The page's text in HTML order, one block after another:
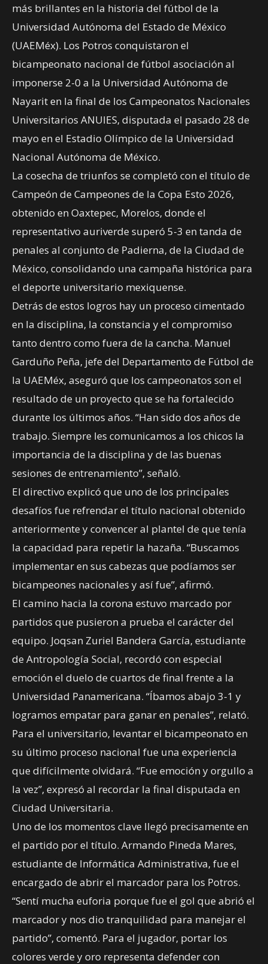
más brillantes en la historia del fútbol de la
Universidad Autónoma del Estado de México
(UAEMéx). Los Potros conquistaron el
bicampeonato nacional de fútbol asociación al
imponerse 2-0 a la Universidad Autónoma de
Nayarit en la final de los Campeonatos Nacionales
Universitarios ANUIES, disputada el pasado 28 de
mayo en el Estadio Olímpico de la Universidad
Nacional Autónoma de México.
La cosecha de triunfos se completó con el título de
Campeón de Campeones de la Copa Esto 2026,
obtenido en Oaxtepec, Morelos, donde el
representativo auriverde superó 5-3 en tanda de
penales al conjunto de Padierna, de la Ciudad de
México, consolidando una campaña histórica para
el deporte universitario mexiquense.
Detrás de estos logros hay un proceso cimentado
en la disciplina, la constancia y el compromiso
tanto dentro como fuera de la cancha. Manuel
Garduño Peña, jefe del Departamento de Fútbol de
la UAEMéx, aseguró que los campeonatos son el
resultado de un proyecto que se ha fortalecido
durante los últimos años. “Han sido dos años de
trabajo. Siempre les comunicamos a los chicos la
importancia de la disciplina y de las buenas
sesiones de entrenamiento”, señaló.
El directivo explicó que uno de los principales
desafíos fue refrendar el título nacional obtenido
anteriormente y convencer al plantel de que tenía
la capacidad para repetir la hazaña. “Buscamos
implementar en sus cabezas que podíamos ser
bicampeones nacionales y así fue”, afirmó.
El camino hacia la corona estuvo marcado por
partidos que pusieron a prueba el carácter del
equipo. Joqsan Zuriel Bandera García, estudiante
de Antropología Social, recordó con especial
emoción el duelo de cuartos de final frente a la
Universidad Panamericana. “Íbamos abajo 3-1 y
logramos empatar para ganar en penales”, relató.
Para el universitario, levantar el bicampeonato en
su último proceso nacional fue una experiencia
que difícilmente olvidará. “Fue emoción y orgullo a
la vez”, expresó al recordar la final disputada en
Ciudad Universitaria.
Uno de los momentos clave llegó precisamente en
el partido por el título. Armando Pineda Mares,
estudiante de Informática Administrativa, fue el
encargado de abrir el marcador para los Potros.
“Sentí mucha euforia porque fue el gol que abrió el
marcador y nos dio tranquilidad para manejar el
partido”, comentó. Para el jugador, portar los
colores verde y oro representa defender con